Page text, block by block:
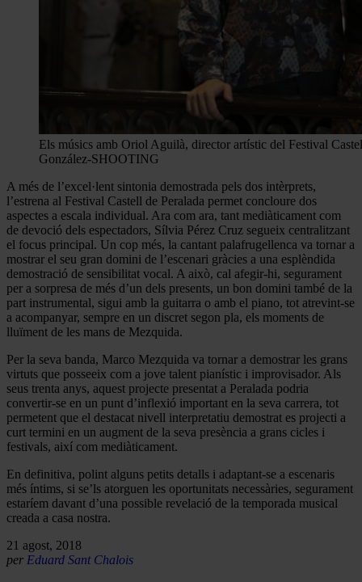
Els músics amb Oriol Aguilà, director artístic del Festival
González-SHOOTING
A més de l’excel·lent sintonia demostrada pels dos intèrprets,
l’estrena al Festival Castell de Peralada permet concloure dos
aspectes a escala individual. Ara com ara, tant mediàticament com
de devoció dels espectadors, Sílvia Pérez Cruz segueix centralitzant
el focus principal. Un cop més, la cantant palafrugellenca va tornar a
mostrar el seu gran domini de l’escenari gràcies a una esplèndida
demostració de sensibilitat vocal. A això, cal afegir-hi, segurament
per a sorpresa de més d’un dels presents, un bon domini també de la
part instrumental, sigui amb la guitarra o amb el piano, tot atrevint-se
a acompanyar, sempre en un discret segon pla, els moments de
lluïment de les mans de Mezquida.
Per la seva banda, Marco Mezquida va tornar a demostrar les grans
virtuts que posseeix com a jove talent pianístic i improvisador. Als
seus trenta anys, aquest projecte presentat a Peralada podria
convertir-se en un punt d’inflexió important en la seva carrera, tot
permetent que el destacat nivell interpretatiu demostrat es projecti a
curt termini en un augment de la seva presència a grans cicles i
festivals, així com mediàticament.
En definitiva, polint alguns petits detalls i adaptant-se a escenaris
més íntims, si se’ls atorguen les oportunitats necessàries, segurament
estaríem davant d’una possible revelació de la temporada musical
creada a casa nostra.
21 agost, 2018
per Eduard Sant Chalois